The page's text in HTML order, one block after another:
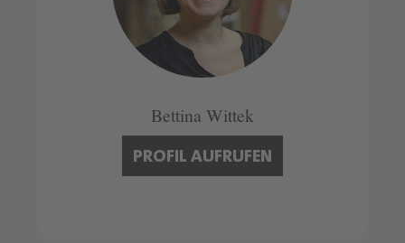
Bettina Wittek
PROFIL AUFRUFEN